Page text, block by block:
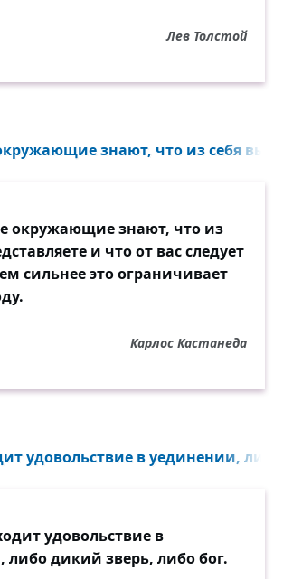
Лев Толстой
знают, что из себя вы
окружающие знают, что из
и что от вас следует
сильнее это ограничивает
Карлос Кастанеда
удовольствие в уединении,
удовольствие в
либо дикий зверь, либо бог.